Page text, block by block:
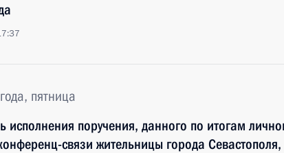
пятница
исполнения поручения, данного по итогам
связи жительницы города